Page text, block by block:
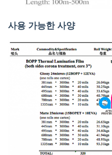
사용 가능한 사양